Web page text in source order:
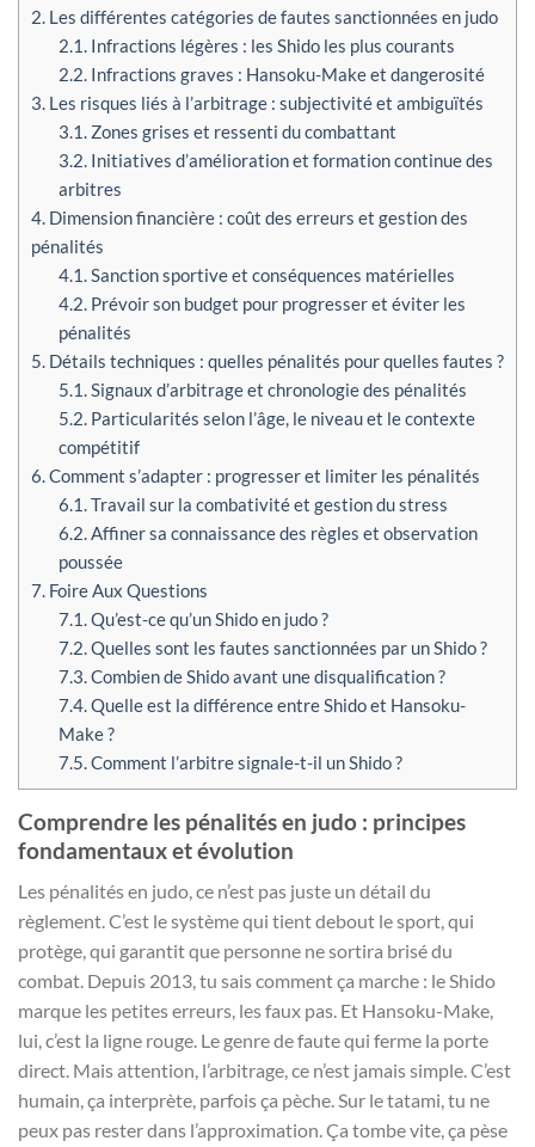
2. Les différentes catégories de fautes sanctionnées en judo
2.1.Infractions légères : les Shido les plus courants
2.2.Infractions graves : Hansoku-Make et dangerosité
3. Les risques liés à l’arbitrage : subjectivité et ambiguïtés
3.1.Zones grises et ressenti du combattant
3.2.Initiatives d’amélioration et formation continue des
arbitres
4. Dimension financière : coût des erreurs et gestion des
pénalités
4.1.Sanction sportive et conséquences matérielles
4.2.Prévoir son budget pour progresser et éviter les
pénalités
5. Détails techniques : quelles pénalités pour quelles fautes ?
5.1.Signaux d’arbitrage et chronologie des pénalités
5.2.Particularités selon l’âge, le niveau et le contexte
compétitif
6.Comment s’adapter : progresser et limiter les pénalités
6.1.Travail sur la combativité et gestion du stress
6.2.Affiner sa connaissance des règles et observation
poussée
7. Foire Aux Questions
7.1.Qu’est-ce qu’un Shido en judo ?
7.2.Quelles sont les fautes sanctionnées par un Shido ?
7.3.Combien de Shido avant une disqualification ?
7.4.Quelle est la différence entre Shido et Hansoku-
Make ?
7.5.Comment l’arbitre signale-t-il un Shido ?
Comprendre les pénalités en judo : principes
fondamentaux et évolution
Les pénalités en judo, ce n’est pas juste un détail du
règlement. C’est le système qui tient debout le sport, qui
protège, qui garantit que personne ne sortira brisé du
combat. Depuis 2013, tu sais comment ça marche : le Shido
marque les petites erreurs, les faux pas. Et Hansoku-Make,
lui, c’est la ligne rouge. Le genre de faute qui ferme la porte
direct. Mais attention, l’arbitrage, ce n’est jamais simple. C’est
humain, ça interprète, parfois ça pèche. Sur le tatami, tu ne
peux pas rester dans l’approximation. Ça tombe vite, ça pèse